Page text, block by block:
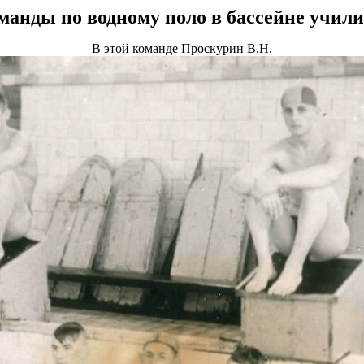
по водному поло в бассейне
В этой команде Проскурин В.Н.